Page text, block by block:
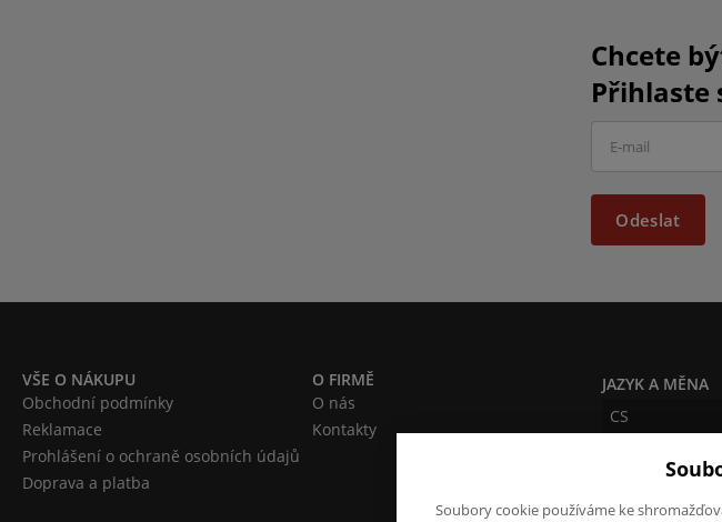
Chcete
Přihlaste
Odeslat
VŠE O NÁKUPU
Obchodní podmínky
Reklamace
Prohlášení o ochraně osobních údajů
Doprava a platba
O FIRMĚ
O nás
Kontakty
JAZYK A MĚNA
CS
CZK (Kč)
Soubory cookie používáme ke